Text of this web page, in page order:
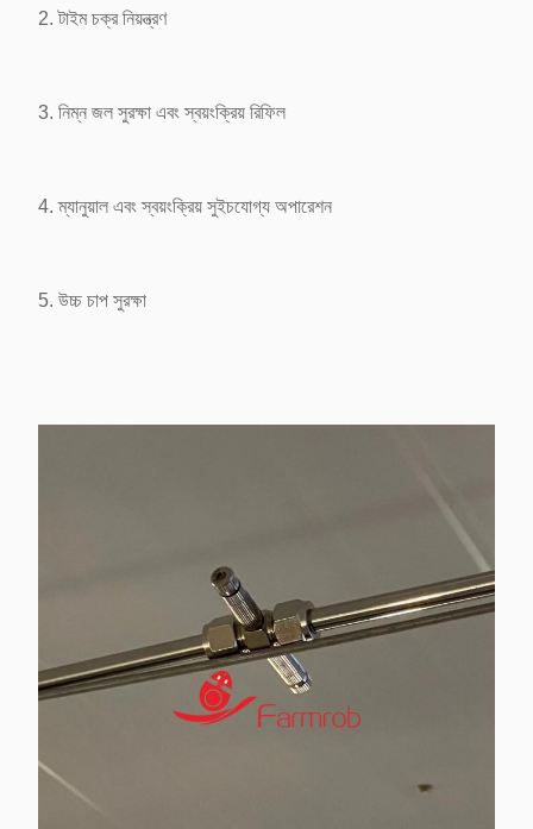
2. টাইম চক্র নিয়ন্ত্রণ
3. নিম্ন জল সুরক্ষা এবং স্বয়ংক্রিয় রিফিল
4. ম্যানুয়াল এবং স্বয়ংক্রিয় সুইচযোগ্য অপারেশন
5. উচ্চ চাপ সুরক্ষা